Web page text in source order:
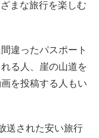
まな旅行を楽しむ
違ったパスポート
る人、崖の山道を
を投稿する人もい
送された安い旅行